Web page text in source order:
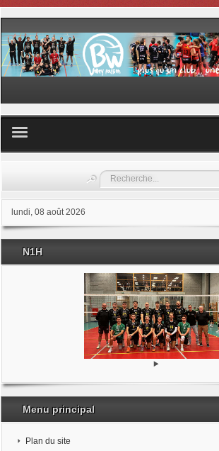
Les samedis du sport
Les stages
Documents
Rechercher
lundi, 08 août 2026
N1H
Menu principal
Plan du site